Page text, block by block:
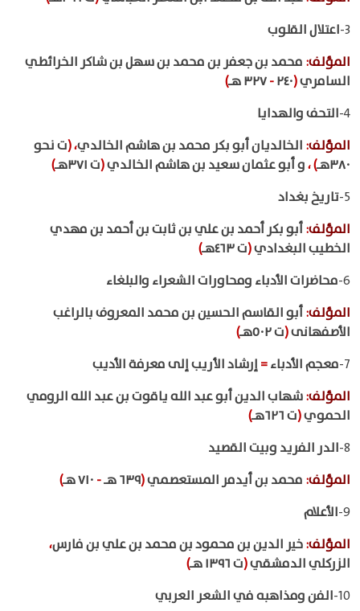
3- اعتلال القلوب
المؤلف: محمد بن جعفر بن محمد بن سهل بن شاكر الخرائطي
السامري(٢٤٠-
)
4- التحف والهدايا
المؤلف: الخالديان أبو بكر محمد بن هاشم الخالدي،(ت نحو
٣٨٠هـ
)،و أبو عثمان سعيد بن هاشم الخالدي(ت ٣٧١هـ
)
5- تاريخ بغداد
المؤلف:أبو بكر أحمد بن علي بن ثابت بن أحمد بن مهدي
الخطيب البغدادي(ت ٤٦٣هـ
)
6- محاضرات الأدباء ومحاورات الشعراء والبلغاء
المؤلف:أبو القاسم الحسين بن محمد المعروف بالراغب
الأصفهانى(ت ٥٠٢هـ
)
7- معجم الأدباء=إرشاد الأريب إلى معرفة الأديب
المؤلف:شهاب الدين أبو عبد الله ياقوت بن عبد الله الرومي
الحموي(ت ٦٢٦هـ
)
8- الدر الفريد وبيت القصيد
المؤلف: محمد بن أيدمر المستعصمي(٦٣٩ هـ -
)
9- الأعلام
المؤلف:خير الدين بن محمود بن محمد بن علي بن فارس،
الزركلي الدمشقي(ت ١٣٩٦ هـ
)
10- الفن ومذاهبه في الشعر العربي